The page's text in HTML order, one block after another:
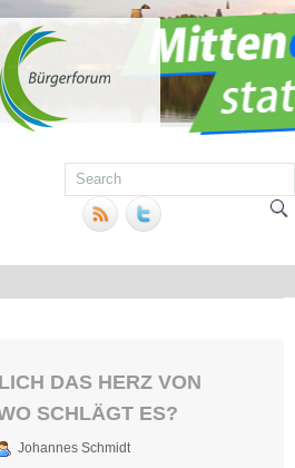
DAS HERZ VON
SCHLÄGT ES?
Johannes Schmidt